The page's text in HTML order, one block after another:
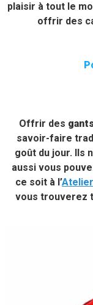
plaisir à tout le
offrir des
Offrir des
savoir-faire
goût du jour. Ils
aussi vous
ce soit à l’
vous trouverez